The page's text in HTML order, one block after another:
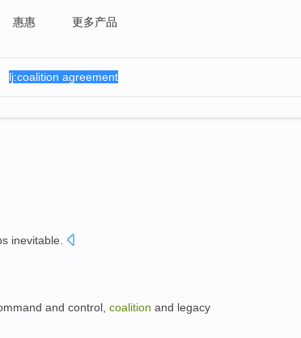
惠惠 更多产品
inevitable
and control coalition and legacy